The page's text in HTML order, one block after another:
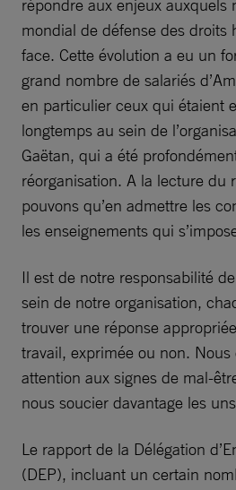
répondre aux enjeux auxquels
mondial de défense des droits
face. Cette évolution a eu un
grand nombre de salariés
en particulier ceux qui étaient
longtemps au sein de
Gaëtan, qui a été
réorganisation. A la lecture du
pouvons qu’en admettre les
les enseignements qui
Il est de notre responsabilité
sein de notre organisation,
trouver une réponse
travail, exprimée ou non. Nous
attention aux signes de mal-
nous soucier davantage les
Le rapport de la Délégation
(DEP), incluant un certain